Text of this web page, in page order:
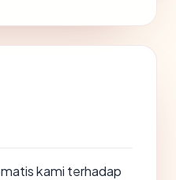
kami terhadap